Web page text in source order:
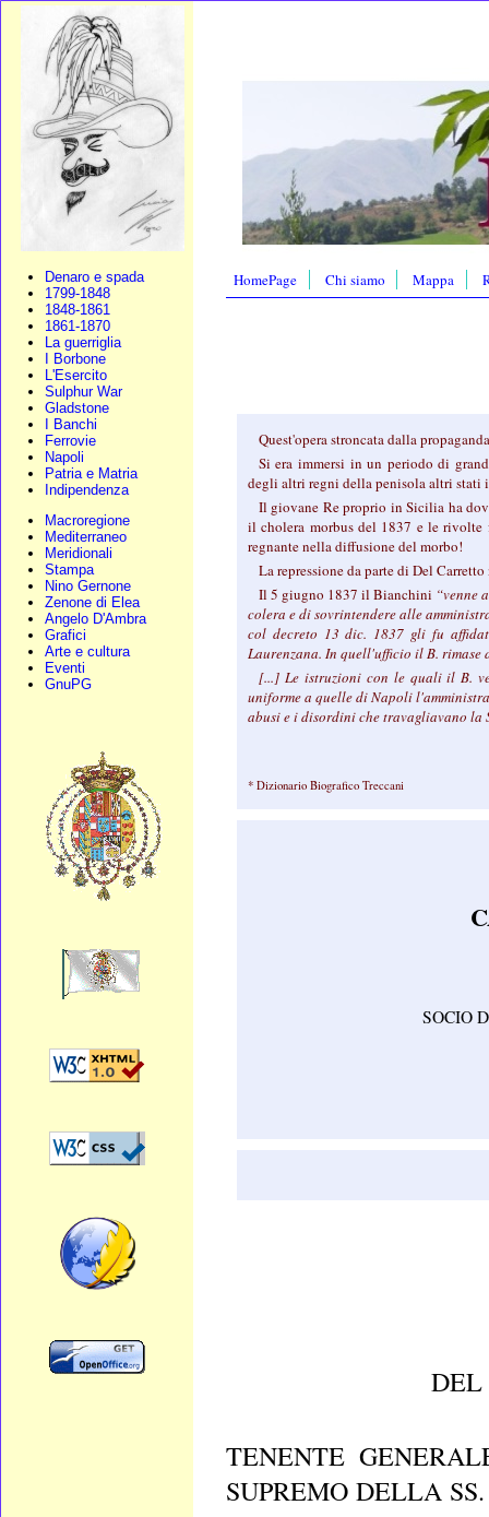
Denaro e spada
1799-1848
1848-1861
1861-1870
La guerriglia
I Borbone
L'Esercito
Sulphur War
Gladstone
I Banchi
Ferrovie
Napoli
Patria e Matria
Indipendenza
Macroregione
Mediterraneo
Meridionali
Stampa
Nino Gernone
Zenone di Elea
Angelo D'Ambra
Grafici
Arte e cultura
Eventi
GnuPG
HomePage Chi siamo Mappa
Quest'opera stroncata dalla
Si era immersi in un periodo di
degli altri regni della penisola altri stati
Il giovane Re proprio in Sicilia ha
il cholera morbus del 1837 e le rivolte
regnante nella diffusione del morbo!
La repressione da parte di Del
Il 5 giugno 1837 il Bianchini “venne
colera e di sovrintendere alle
col decreto 13 dic. 1837 gli fu
Laurenzana. In quell'ufficio il B.
[...] Le istruzioni con le quali il B.
uniforme a quelle di Napoli
abusi e i disordini che travagliavano
* Dizionario Biografico Treccani
SOCIO
DEL
TENENTE
SUPREMO DELLA